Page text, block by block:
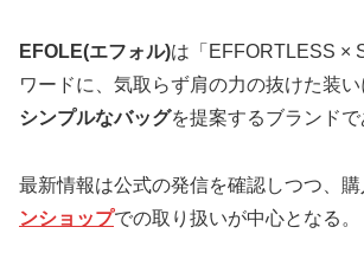
EFOLE(エフォル)は「EFFORTLESS ×
ワードに、気取らず肩の力の抜けた装い
シンプルなバッグを提案するブランドで
最新情報は公式の発信を確認しつつ、購
ンショップでの取り扱いが中心となる。